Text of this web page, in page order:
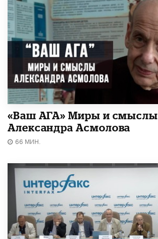
«Ваш АГА» Миры и смыслы
Александра Асмолова
66 МИН.